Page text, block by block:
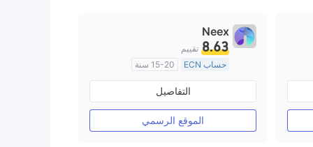
Neex
8.63 تقييم
حساب ECN
15-20 سنة
منظمة في أستراليا
صناعة السوق (MM)
رخصة كاملة ميتاتريدر ٤
التفاصيل
الموقع الرسمي